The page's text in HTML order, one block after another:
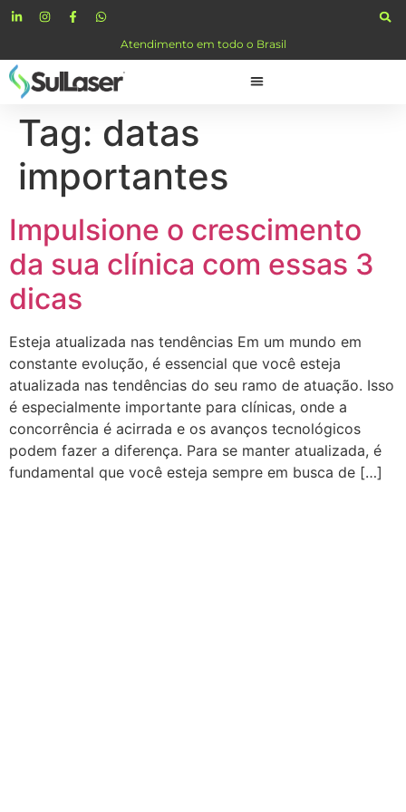
Atendimento em todo o Brasil
Tag: datas
importantes
Impulsione o crescimento
da sua clínica com essas 3
dicas
Esteja atualizada nas tendências Em um mundo em
constante evolução, é essencial que você esteja
atualizada nas tendências do seu ramo de atuação. Isso
é especialmente importante para clínicas, onde a
concorrência é acirrada e os avanços tecnológicos
podem fazer a diferença. Para se manter atualizada, é
fundamental que você esteja sempre em busca de […]